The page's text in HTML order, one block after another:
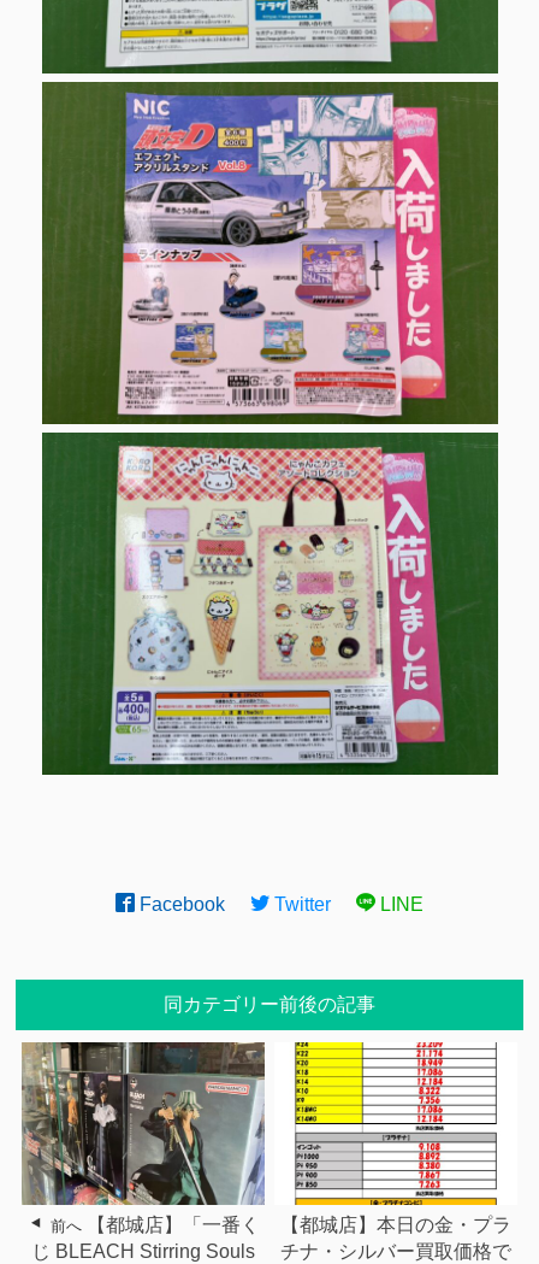
Facebook Twitter LINE
同カテゴリー前後の記事
前へ
【都城店】「一番く
じ BLEACH Stirring Souls
【都城店】本日の金・プラ
チナ・シルバー買取価格で